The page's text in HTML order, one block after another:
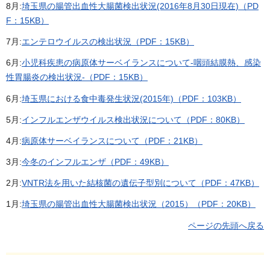
8月:埼玉県の腸管出血性大腸菌検出状況(2016年8月30日現在)（PD
F：15KB）
7月:エンテロウイルスの検出状況（PDF：15KB）
6月:小児科疾患の病原体サーベイランスについて-咽頭結膜熱、感染
性胃腸炎の検出状況-（PDF：15KB）
6月:埼玉県における食中毒発生状況(2015年)（PDF：103KB）
5月:インフルエンザウイルス検出状況について（PDF：80KB）
4月:病原体サーベイランスについて（PDF：21KB）
3月:今冬のインフルエンザ（PDF：49KB）
2月:VNTR法を用いた結核菌の遺伝子型別について（PDF：47KB）
1月:埼玉県の腸管出血性大腸菌検出状況（2015）（PDF：20KB）
ページの先頭へ戻る